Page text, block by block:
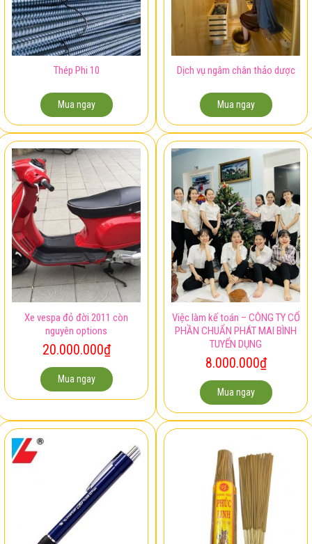
Thép Phi 10
Mua ngay
Dịch vụ ngâm chân thảo dược
Mua ngay
Xe vespa đỏ đời 2011 còn
nguyên options
20.000.000₫
Mua ngay
Việc làm kế toán – CÔNG TY CỔ
PHẦN CHUẨN PHÁT MAI BÌNH
TUYỂN DỤNG
8.000.000₫
Mua ngay